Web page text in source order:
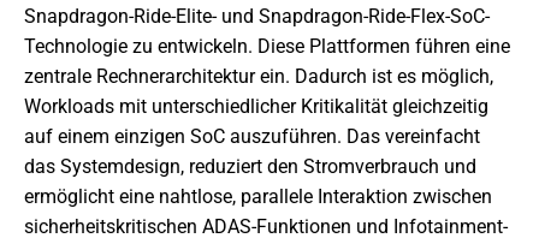
Snapdragon-Ride-Elite- und Snapdragon-Ride-Flex-SoC-
Technologie zu entwickeln. Diese Plattformen führen eine
zentrale Rechnerarchitektur ein. Dadurch ist es möglich,
Workloads mit unterschiedlicher Kritikalität gleichzeitig
auf einem einzigen SoC auszuführen. Das vereinfacht
das Systemdesign, reduziert den Stromverbrauch und
ermöglicht eine nahtlose, parallele Interaktion zwischen
sicherheitskritischen ADAS-Funktionen und Infotainment-